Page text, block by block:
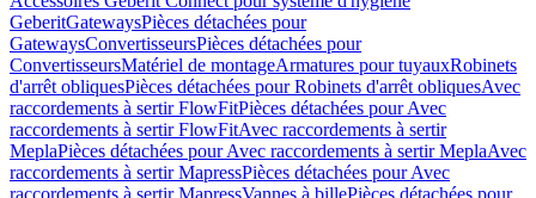
GeberitGatewaysPièces détachées pour
GatewaysConvertisseursPièces détachées pour
ConvertisseursMatériel de montageArmatures pour tuyauxRobinets
d'arrêt obliquesPièces détachées pour Robinets d'arrêt obliquesAvec
raccordements à sertir FlowFitPièces détachées pour Avec
raccordements à sertir FlowFitAvec raccordements à sertir
MeplaPièces détachées pour Avec raccordements à sertir MeplaAvec
raccordements à sertir MapressPièces détachées pour Avec
raccordements à sertir MapressVannes à billePièces détachées pour